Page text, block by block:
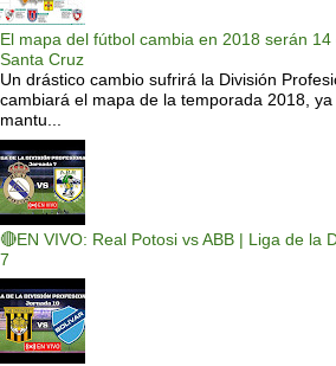
El mapa del fútbol cambia en 2018 serán
Santa Cruz
Un drástico cambio sufrirá la División
cambiará el mapa de la temporada 2018,
mantu...
🔴EN VIVO: Real Potosi vs ABB | Liga de la
7